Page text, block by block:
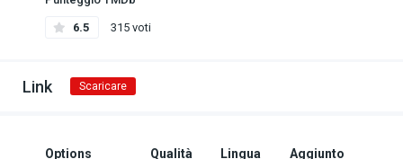
6.5 315 voti
Link Scaricare
Options Qualità Lingua Aggiunto